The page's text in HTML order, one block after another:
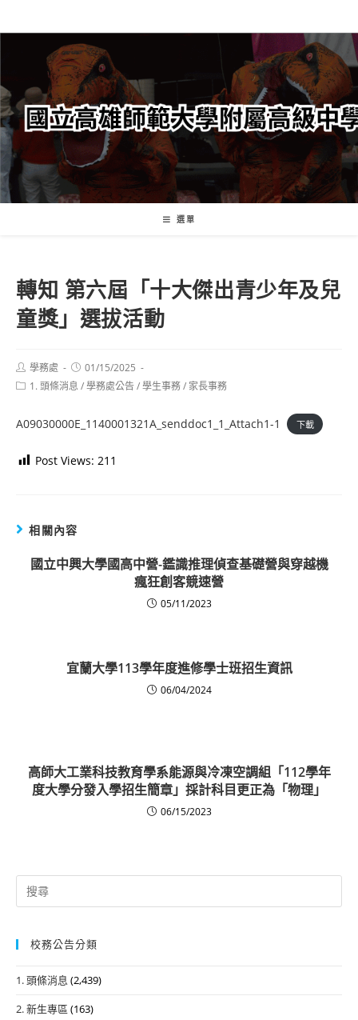
轉
要
內
容
選單
轉知 第六屆「十大傑出青少年及兒
童獎」選拔活動
Post
author:
學務處
Post
published:
01/15/2025
Post1. 頭條消息 /學務處公告/學生事務/ 家長事務
A09030000E_1140001321A_senddoc1_1_Attach1-1 下載
Post Views: 211
相關內容
國立中興大學國高中營-鑑識推理偵查基礎營與穿越機
瘋狂創客競速營
05/11/2023
宜蘭大學113學年度進修學士班招生資訊
06/04/2024
高師大工業科技教育學系能源與冷凍空調組「112學年
度大學分發入學招生簡章」採計科目更正為「物理」
06/15/2023
Search
for:
校務公告分類
1. 頭條消息 (2,439)
2. 新生專區 (163)